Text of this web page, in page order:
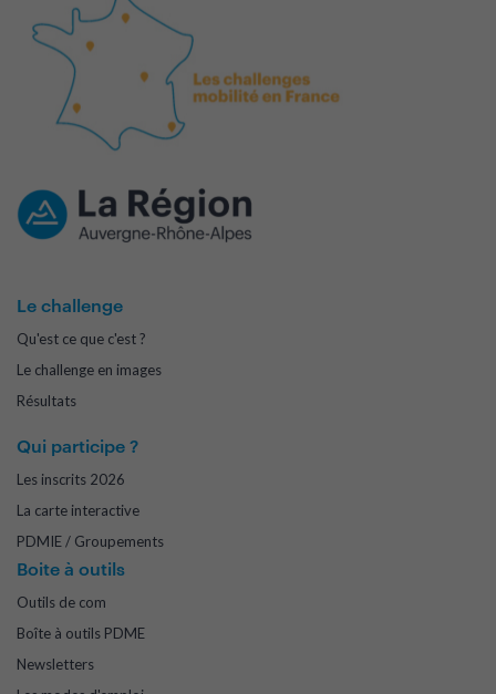
Le challenge
Qu'est ce que c'est ?
Le challenge en images
Résultats
Qui participe ?
Les inscrits 2026
La carte interactive
PDMIE / Groupements
Boite à outils
Outils de com
Boîte à outils PDME
Newsletters